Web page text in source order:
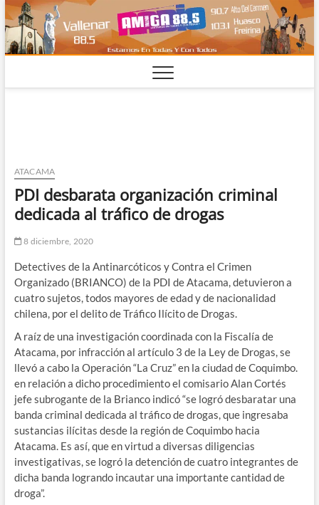
Saltar
al
contenido
ATACAMA
PDI desbarata organización criminal
dedicada al tráfico de drogas
8 diciembre, 2020
Detectives de la Antinarcóticos y Contra el Crimen
Organizado (BRIANCO) de la PDI de Atacama, detuvieron a
cuatro sujetos, todos mayores de edad y de nacionalidad
chilena, por el delito de Tráfico Ilícito de Drogas.
A raíz de una investigación coordinada con la Fiscalía de
Atacama, por infracción al artículo 3 de la Ley de Drogas, se
llevó a cabo la Operación “La Cruz” en la ciudad de Coquimbo.
en relación a dicho procedimiento el comisario Alan Cortés
jefe subrogante de la Brianco indicó “se logró desbaratar una
banda criminal dedicada al tráfico de drogas, que ingresaba
sustancias ilícitas desde la región de Coquimbo hacia
Atacama. Es así, que en virtud a diversas diligencias
investigativas, se logró la detención de cuatro integrantes de
dicha banda logrando incautar una importante cantidad de
droga”.